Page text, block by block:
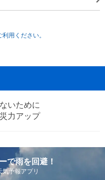
用ください。
いために
力アップ
で雨を回避！
予報アプリ